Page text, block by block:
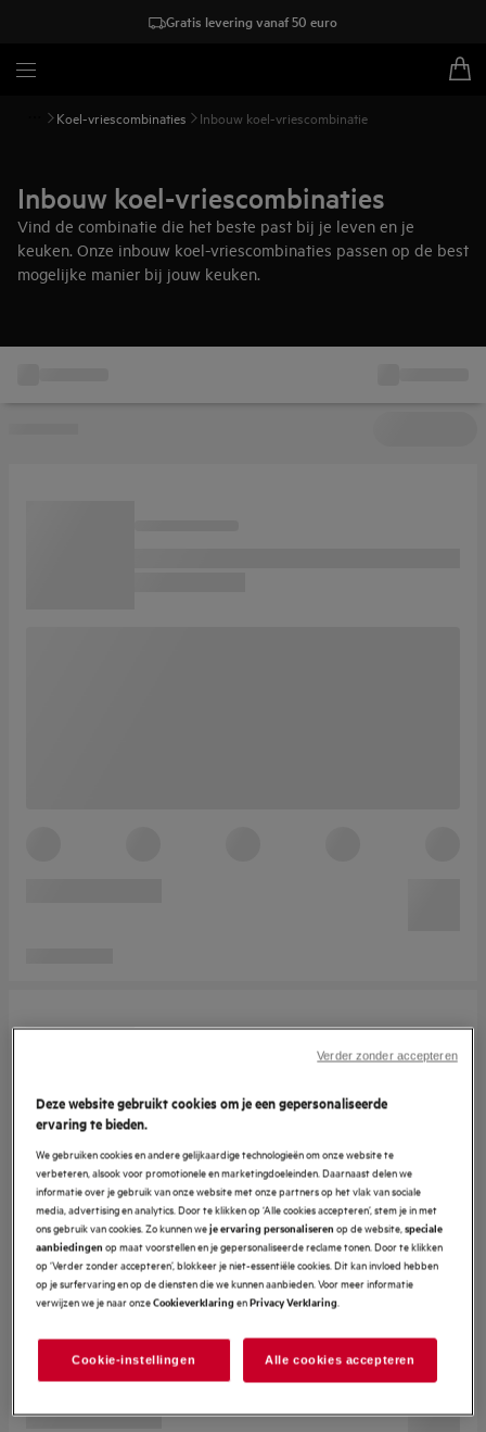
Gratis levering vanaf 50 euro
Koel-vriescombinaties Inbouw koel-vriescombinatie
Inbouw koel-vriescombinaties
Vind de combinatie die het beste past bij je leven en je
keuken. Onze inbouw koel-vriescombinaties passen op de best
mogelijke manier bij jouw keuken.
Deze website gebruikt cookies om je een gepersonaliseerde
ervaring te bieden.
We gebruiken cookies en andere gelijkaardige technologieën om onze website te
verbeteren, alsook voor promotionele en marketingdoeleinden. Daarnaast delen we
informatie over je gebruik van onze website met onze partners op het vlak van sociale
media, advertising en analytics. Door te klikken op ‘Alle cookies accepteren’, stem je in met
ons gebruik van cookies. Zo kunnen weje ervaring personaliseren op de website,speciale
aanbiedingen op maat voorstellen en je gepersonaliseerde reclame tonen. Door te klikken
op ‘Verder zonder accepteren’, blokkeer je niet-essentiële cookies. Dit kan invloed hebben
op je surfervaring en op de diensten die we kunnen aanbieden. Voor meer informatie
verwijzen we je naar onzeCookieverklaringenPrivacy Verklaring.
Cookie-instellingen Alle cookies accepteren
Verder zonder accepteren